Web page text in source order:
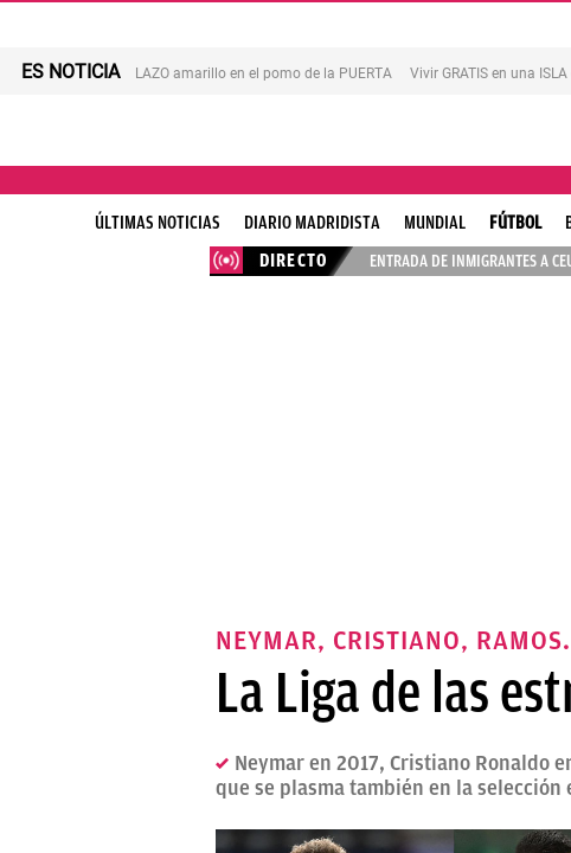
ES NOTICIA LAZO amarillo en el pomo de la PUERTA Vivir GRATIS en una ISLA
ÚLTIMAS NOTICIAS DIARIO MADRIDISTA MUNDIAL FÚTBOL
DIRECTO
ENTRADA DE INMIGRANTES A
NEYMAR, CRISTIANO,
La Liga de las
Neymar en 2017, Cristiano Ronaldo
que se plasma también en la